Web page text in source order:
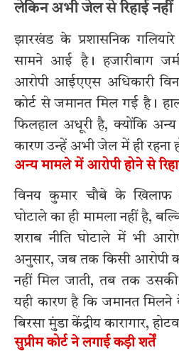
लेकिन अभी जेल से रिहाई नहीं
झारखंड के प्रशासनिक
सामने आई है। हजारीबाग
आरोपी आईएएस अधिकारी
कोर्ट से जमानत मिल गई है।
फिलहाल अधूरी है, क्योंकि
कारण उन्हें अभी जेल में ही रहना
अन्य मामले में आरोपी होने से
विनय कुमार चौबे के खिलाफ
घोटाले का ही मामला नहीं है,
शराब नीति घोटाले में भी
अनुसार, जब तक किसी आरोपी
नहीं मिल जाती, तब तक उसकी
यही कारण है कि जमानत
बिरसा मुंडा केंद्रीय कारागार,
सुप्रीम कोर्ट ने लगाई कड़ी शर्तें